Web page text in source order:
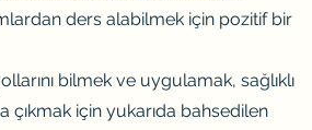
ders alabilmek için pozitif bir
bilmek ve uygulamak, sağlıklı
çıkmak için yukarıda bahsedilen